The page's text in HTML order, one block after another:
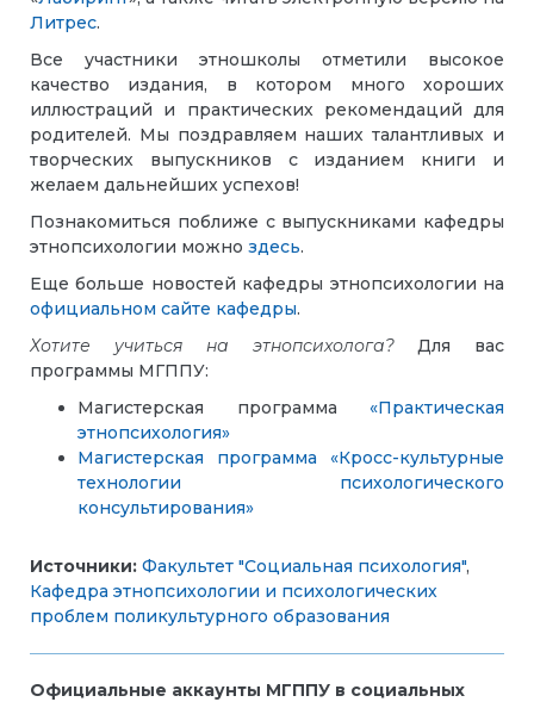
Литрес.
Все участники этношколы отметили высокое
качество издания, в котором много хороших
иллюстраций и практических рекомендаций для
родителей. Мы поздравляем наших талантливых и
творческих выпускников с изданием книги и
желаем дальнейших успехов!
Познакомиться поближе с выпускниками кафедры
этнопсихологии можно здесь.
Еще больше новостей кафедры этнопсихологии на
официальном сайте кафедры.
Хотите учиться на этнопсихолога?Для вас
программы МГППУ:
Магистерская программа «Практическая
этнопсихология»
Магистерская программа «Кросс-культурные
технологии психологического
консультирования»
Источники: Факультет "Социальная психология",
Кафедра этнопсихологии и психологических
проблем поликультурного образования
Официальные аккаунты МГППУ в социальных